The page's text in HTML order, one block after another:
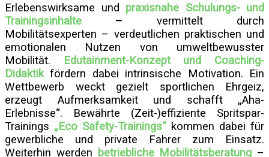
Erlebenswirksame und praxisnahe Schulungs- und
Trainingsinhalte – vermittelt durch
Mobilitätsexperten – verdeutlichen praktischen und
emotionalen Nutzen von umweltbewusster
Mobilität.
Edutainment-Konzept und Coaching-
Didaktikfördern dabei intrinsische Motivation. Ein
Wettbewerb weckt gezielt sportlichen Ehrgeiz,
erzeugt Aufmerksamkeit und schafft „Aha-
Erlebnisse“. Bewährte (Zeit-)effiziente Spritspar-
Trainings „Eco Safety-Trainings“ kommen dabei für
gewerbliche und private Fahrer zum Einsatz.
Weiterhin werden betriebliche Mobilitätsberatung –